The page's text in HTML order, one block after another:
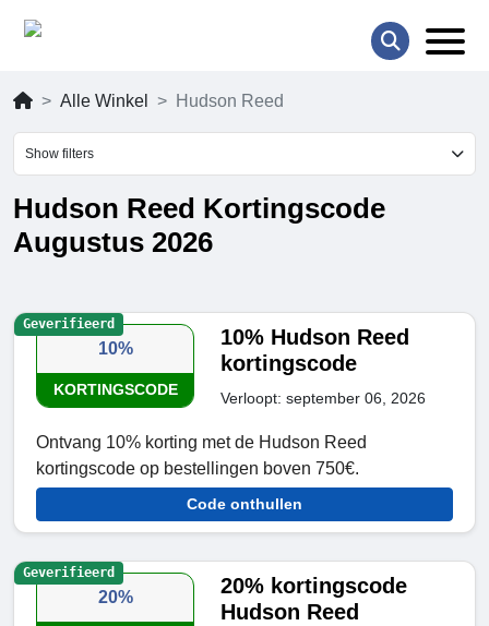
Alle Winkel Hudson Reed
Show filters
Hudson Reed Kortingscode
Augustus 2026
10%
KORTINGSCODE
10% Hudson Reed
kortingscode
Verloopt: september 06, 2026
Ontvang 10% korting met de Hudson Reed
kortingscode op bestellingen boven 750€.
Code onthullen
Geverifieerd
20%
20% kortingscode
Hudson Reed
Geverifieerd